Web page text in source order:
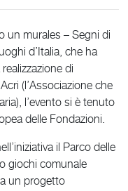
un murales – Segni di
d’Italia, che ha
di
(l’Associazione che
l’evento si è tenuto
delle Fondazioni.
il Parco delle
giochi comunale
un progetto